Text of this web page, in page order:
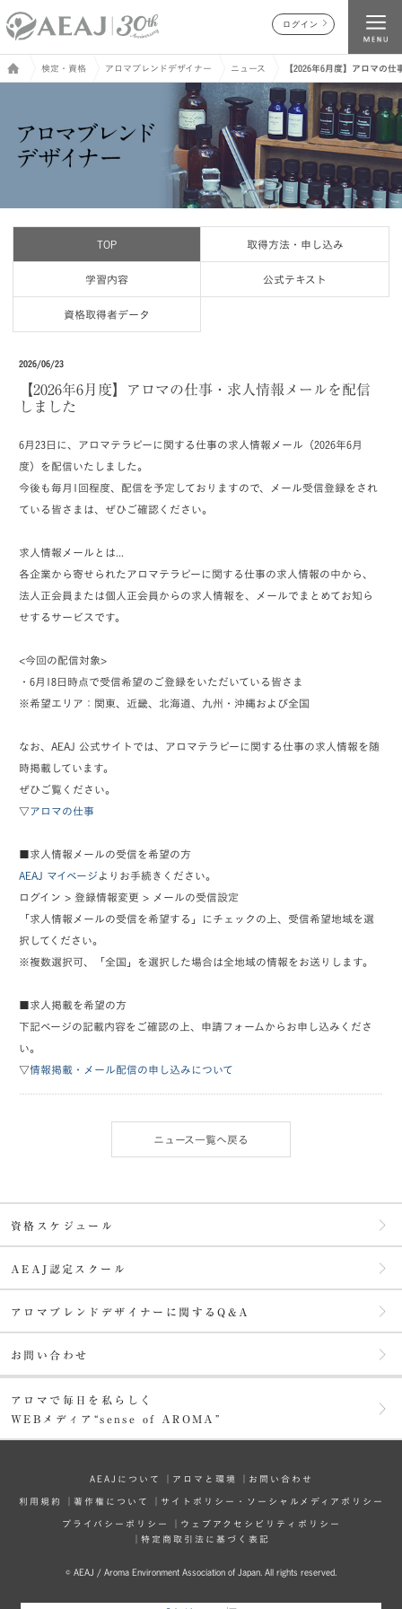
ログイン
検定・資格 アロマブレンドデザイナー ニュース 【2026年6月度】アロマの
TOP 取得方法・申し込み
学習内容 公式テキスト
資格取得者データ
2026/06/23
【2026年6月度】アロマの仕事・求人情報メールを配信
しました
6月23日に、アロマテラピーに関する仕事の求人情報メール（2026年6月
度）を配信いたしました。
今後も毎月1回程度、配信を予定しておりますので、メール受信登録をされ
ている皆さまは、ぜひご確認ください。
求人情報メールとは...
各企業から寄せられたアロマテラピーに関する仕事の求人情報の中から、
法人正会員または個人正会員からの求人情報を、メールでまとめてお知ら
せするサービスです。
<今回の配信対象>
・6月18日時点で受信希望のご登録をいただいている皆さま
※希望エリア：関東、近畿、北海道、九州・沖縄および全国
なお、AEAJ 公式サイトでは、アロマテラピーに関する仕事の求人情報を随
時掲載しています。
ぜひご覧ください。
▽アロマの仕事
■求人情報メールの受信を希望の方
AEAJ マイページ よりお手続きください。
ログイン > 登録情報変更 > メールの受信設定
「求人情報メールの受信を希望する」にチェックの上、受信希望地域を選
択してください。
※複数選択可、「全国」を選択した場合は全地域の情報をお送りします。
■求人掲載を希望の方
下記ページの記載内容をご確認の上、申請フォームからお申し込みくださ
い。
▽情報掲載・メール配信の申し込みについて
ニュース一覧へ戻る
資格スケジュール
AEAJ認定スクール
アロマブレンドデザイナーに関するQ&A
お問い合わせ
アロマで毎日を私らしく
WEBメディア“sense of AROMA”
AEAJについて アロマと環境 お問い合わせ
利⽤規約 著作権について サイトポリシー・ソーシャルメディアポリシー
プライバシーポリシー
ウェブアクセシビリティポリシー
特定商取引法に基づく表記
© AEAJ / Aroma Environment Association of Japan. All rights reserved.